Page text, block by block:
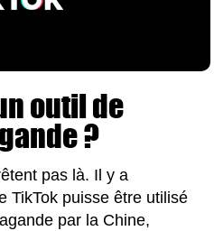
outil de
?
pas là. Il y a
TikTok puisse être utilisé
par la Chine,